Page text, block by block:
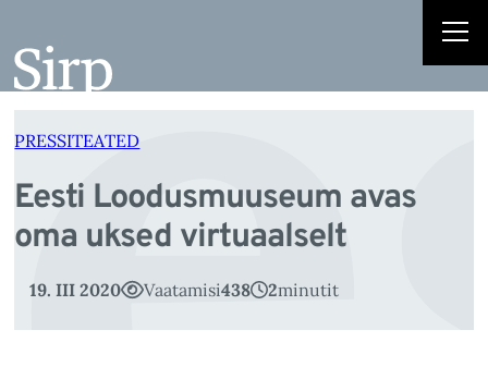
juurde
PRESSITEATED
Eesti Loodusmuuseum avas
oma uksed virtuaalselt
19. III 2020 Vaatamisi438 2minutit